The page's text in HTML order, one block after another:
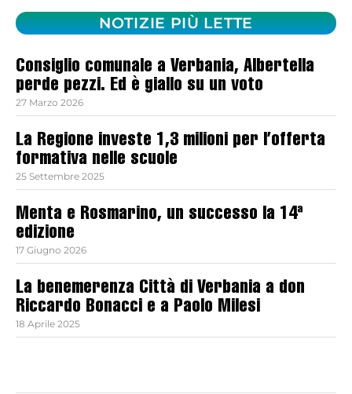
NOTIZIE PIÙ LETTE
Consiglio comunale a Verbania, Albertella
perde pezzi. Ed è giallo su un voto
27 Marzo 2026
La Regione investe 1,3 milioni per l’offerta
formativa nelle scuole
25 Settembre 2025
Menta e Rosmarino, un successo la 14ª
edizione
17 Giugno 2026
La benemerenza Città di Verbania a don
Riccardo Bonacci e a Paolo Milesi
18 Aprile 2025